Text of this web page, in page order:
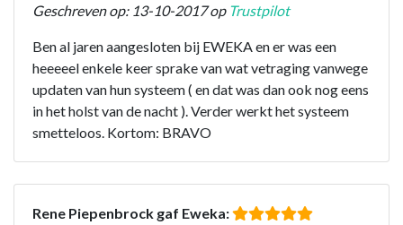
Geschreven op: 13-10-2017 op Trustpilot
Ben al jaren aangesloten bij EWEKA en er was een
heeeeel enkele keer sprake van wat vetraging vanwege
updaten van hun systeem ( en dat was dan ook nog eens
in het holst van de nacht ). Verder werkt het systeem
smetteloos. Kortom: BRAVO
Rene Piepenbrock gaf Eweka: